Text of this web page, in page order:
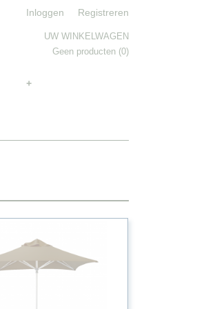
Inloggen Registreren
UW WINKELWAGEN
Geen producten (0)
+